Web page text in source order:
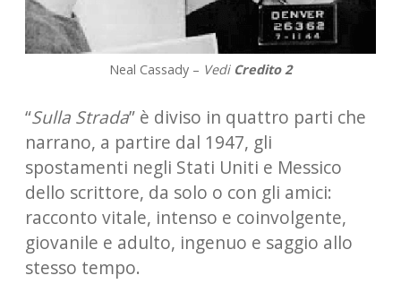
Neal Cassady – Vedi Credito 2
“Sulla Strada” è diviso in quattro parti che
narrano, a partire dal 1947, gli
spostamenti negli Stati Uniti e Messico
dello scrittore, da solo o con gli amici:
racconto vitale, intenso e coinvolgente,
giovanile e adulto, ingenuo e saggio allo
stesso tempo.